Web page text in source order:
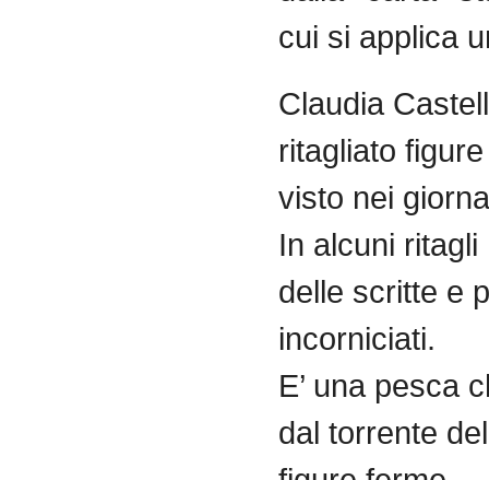
cui si applica
Claudia
ritagliato
visto nei
In alcuni ritagli
delle scritte e
incorniciati.
E’ una pesca
dal torrente